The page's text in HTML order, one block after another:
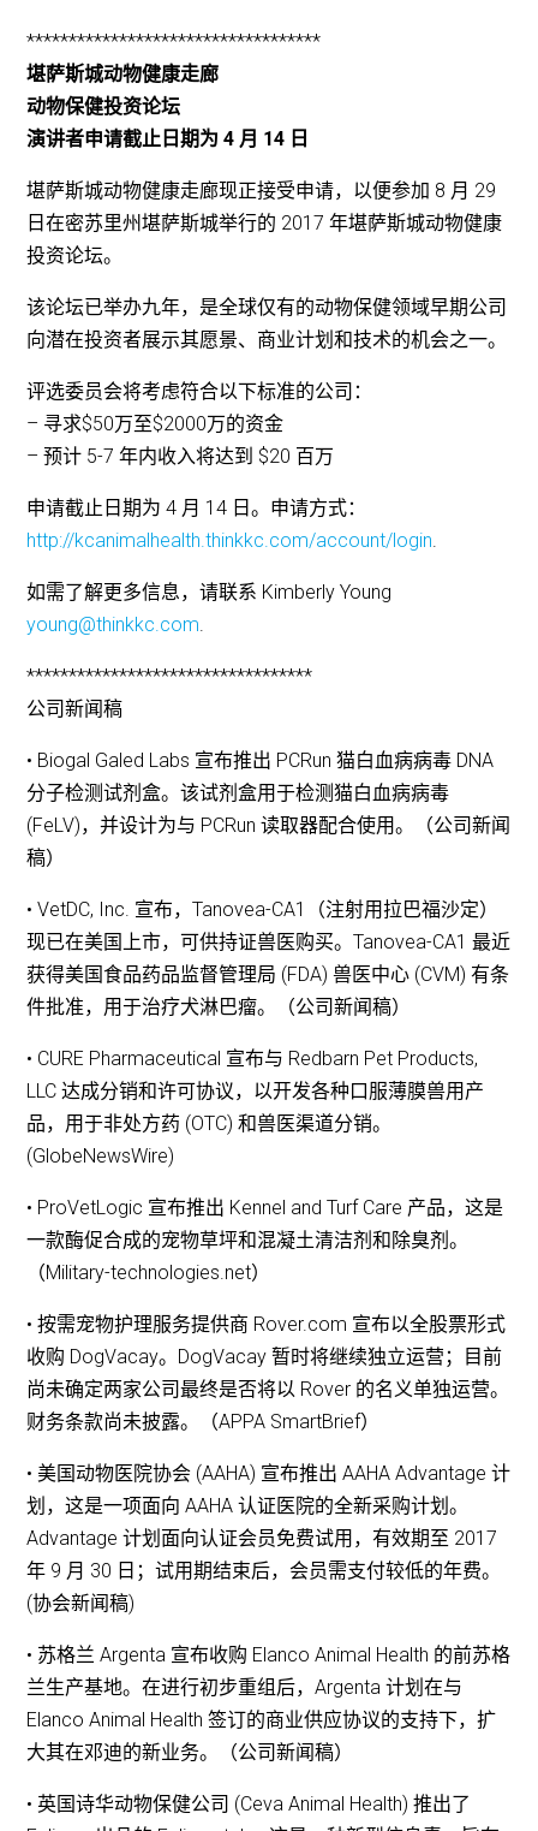
***********************************
堪萨斯城动物健康走廊
动物保健投资论坛
演讲者申请截止日期为 4 月 14 日
堪萨斯城动物健康走廊现正接受申请，以便参加 8 月 29
日在密苏里州堪萨斯城举行的 2017 年堪萨斯城动物健康
投资论坛。
该论坛已举办九年，是全球仅有的动物保健领域早期公司
向潜在投资者展示其愿景、商业计划和技术的机会之一。
评选委员会将考虑符合以下标准的公司：
– 寻求$50万至$2000万的资金
– 预计 5-7 年内收入将达到 $20 百万
申请截止日期为 4 月 14 日。申请方式：
http://kcanimalhealth.thinkkc.com/account/login.
如需了解更多信息，请联系 Kimberly Young
young@thinkkc.com.
**********************************
公司新闻稿
• Biogal Galed Labs 宣布推出 PCRun 猫白血病病毒 DNA
分子检测试剂盒。该试剂盒用于检测猫白血病病毒
(FeLV)，并设计为与 PCRun 读取器配合使用。（公司新闻
稿）
• VetDC, Inc. 宣布，Tanovea-CA1（注射用拉巴福沙定）
现已在美国上市，可供持证兽医购买。Tanovea-CA1 最近
获得美国食品药品监督管理局 (FDA) 兽医中心 (CVM) 有条
件批准，用于治疗犬淋巴瘤。（公司新闻稿）
• CURE Pharmaceutical 宣布与 Redbarn Pet Products,
LLC 达成分销和许可协议，以开发各种口服薄膜兽用产
品，用于非处方药 (OTC) 和兽医渠道分销。
(GlobeNewsWire)
• ProVetLogic 宣布推出 Kennel and Turf Care 产品，这是
一款酶促合成的宠物草坪和混凝土清洁剂和除臭剂。
（Military-technologies.net）
• 按需宠物护理服务提供商 Rover.com 宣布以全股票形式
收购 DogVacay。DogVacay 暂时将继续独立运营；目前
尚未确定两家公司最终是否将以 Rover 的名义单独运营。
财务条款尚未披露。（APPA SmartBrief）
• 美国动物医院协会 (AAHA) 宣布推出 AAHA Advantage 计
划，这是一项面向 AAHA 认证医院的全新采购计划。
Advantage 计划面向认证会员免费试用，有效期至 2017
年 9 月 30 日；试用期结束后，会员需支付较低的年费。
(协会新闻稿)
• 苏格兰 Argenta 宣布收购 Elanco Animal Health 的前苏格
兰生产基地。在进行初步重组后，Argenta 计划在与
Elanco Animal Health 签订的商业供应协议的支持下，扩
大其在邓迪的新业务。（公司新闻稿）
• 英国诗华动物保健公司 (Ceva Animal Health) 推出了